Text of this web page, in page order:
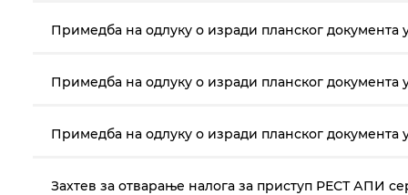
Примедба на одлуку о изради планског документа
Примедба на одлуку о изради планског документа
Примедба на одлуку о изради планског документа
Захтев за отварање налога за приступ РЕСТ АПИ